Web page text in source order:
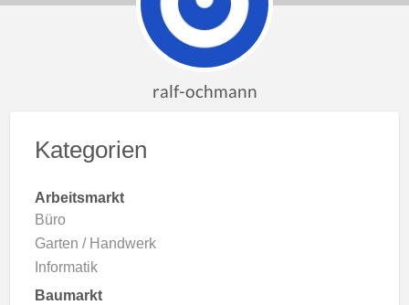
ralf-ochmann
Kategorien
Arbeitsmarkt
Büro
Garten / Handwerk
Informatik
Baumarkt